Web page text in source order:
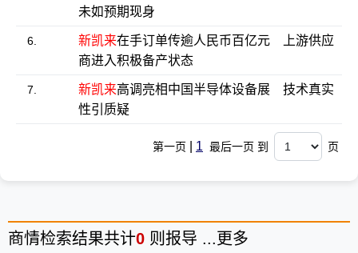
未如预期现身
6. 新凯来在手订单传逾人民币百亿元 上游供应
商进入积极备产状态
7. 新凯来高调亮相中国半导体设备展 技术真实
性引质疑
第一页 1 最后一页 到 页
商情检索结果共计0 则报导 ... 更多